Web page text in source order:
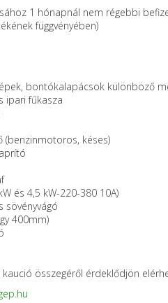
1 hónapnál nem régebbi
függvényében)
bontókalapácsok különböző
ipari fűkasza
(benzinmotoros, késes)
és 4,5 kW-220-380 10A)
sövényvágó
400mm)
összegéről érdeklődjön